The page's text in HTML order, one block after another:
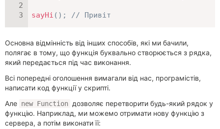
sayHi ( ) ; // Привіт
Основна відмінність від інших способів, які ми бачили,
полягає в тому, що функція буквально створюється з рядка,
який передається під час виконання.
Всі попередні оголошення вимагали від нас, програмістів,
написати код функції у скрипті.
Але new Function дозволяє перетворити будь-який рядок у
функцію. Наприклад, ми можемо отримати нову функцію з
сервера, а потім виконати її: